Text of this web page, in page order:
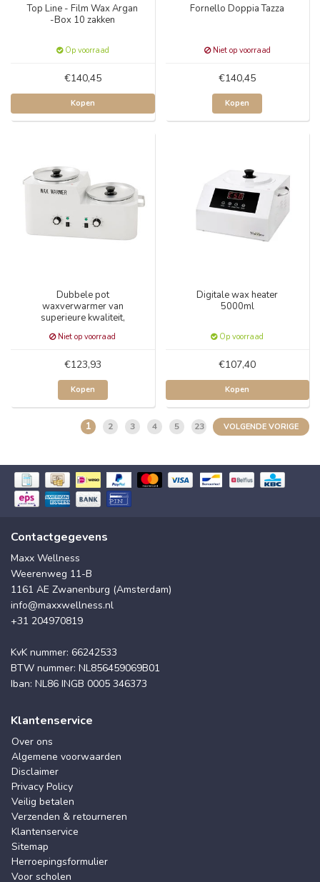
Top Line - Film Wax Argan
-Box 10 zakken
Op voorraad
€140,45
Kopen
Fornello Doppia Tazza
Niet op voorraad
€140,45
Kopen
Dubbele pot
waxverwarmer van
superieure kwaliteit,
Niet op voorraad
€123,93
Kopen
Digitale wax heater
5000ml
Op voorraad
€107,40
Kopen
1 2 3 4 5 23 VOLGENDE VORIGE
Contactgegevens
Maxx Wellness
Weerenweg 11-B
1161 AE Zwanenburg (Amsterdam)
info@maxxwellness.nl
+31 204970819
KvK nummer: 66242533
BTW nummer: NL856459069B01
Iban: NL86 INGB 0005 346373
Klantenservice
Over ons
Algemene voorwaarden
Disclaimer
Privacy Policy
Veilig betalen
Verzenden & retourneren
Klantenservice
Sitemap
Herroepingsformulier
Voor scholen